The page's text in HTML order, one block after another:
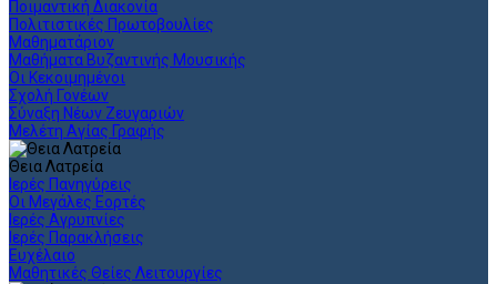
Ποιμαντική Διακονία
Πολιτιστικές Πρωτοβουλίες
Μαθηματάριον
Μαθήματα Βυζαντινής Μουσικής
Οι Κεκοιμημένοι
Σχολή Γονέων
Σύναξη Νέων Ζευγαριών
Μελέτη Αγίας Γραφής
Θεια Λατρεία
Ιερές Πανηγύρεις
Οι Μεγάλες Εορτές
Ιερές Αγρυπνίες
Ιερές Παρακλήσεις
Ευχέλαιο
Μαθητικές Θείες Λειτουργίες